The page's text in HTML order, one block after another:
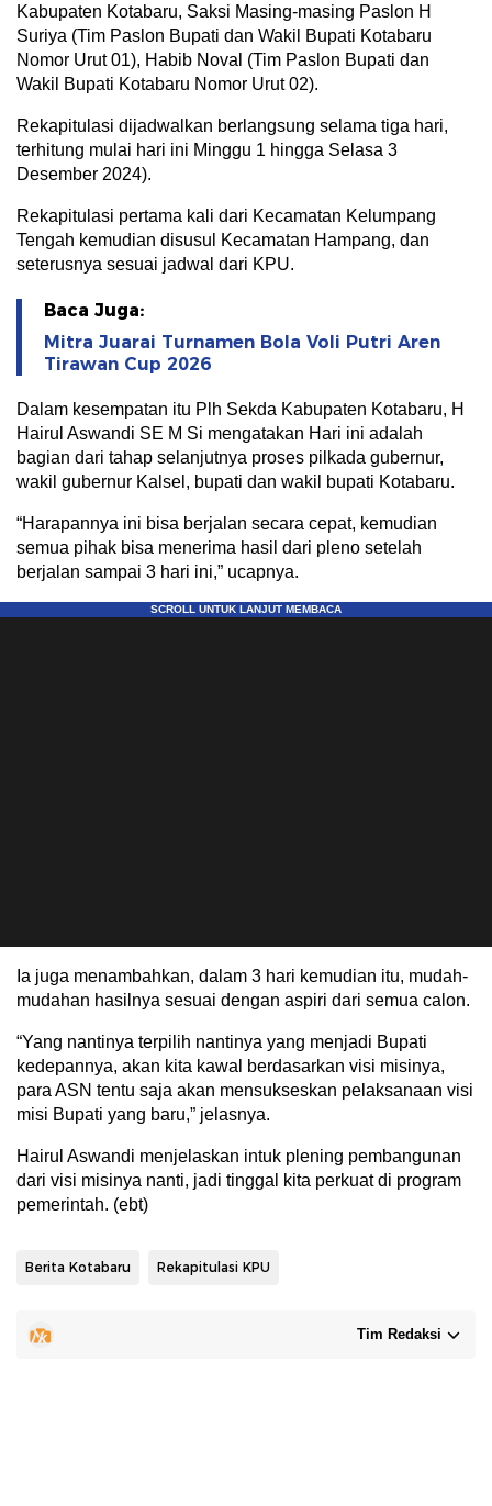
Kabupaten Kotabaru, Saksi Masing-masing Paslon H
Suriya (Tim Paslon Bupati dan Wakil Bupati Kotabaru
Nomor Urut 01), Habib Noval (Tim Paslon Bupati dan
Wakil Bupati Kotabaru Nomor Urut 02).
Rekapitulasi dijadwalkan berlangsung selama tiga hari,
terhitung mulai hari ini Minggu 1 hingga Selasa 3
Desember 2024).
Rekapitulasi pertama kali dari Kecamatan Kelumpang
Tengah kemudian disusul Kecamatan Hampang, dan
seterusnya sesuai jadwal dari KPU.
Baca Juga:
Mitra Juarai Turnamen Bola Voli Putri Aren
Tirawan Cup 2026
Dalam kesempatan itu Plh Sekda Kabupaten Kotabaru, H
Hairul Aswandi SE M Si mengatakan Hari ini adalah
bagian dari tahap selanjutnya proses pilkada gubernur,
wakil gubernur Kalsel, bupati dan wakil bupati Kotabaru.
“Harapannya ini bisa berjalan secara cepat, kemudian
semua pihak bisa menerima hasil dari pleno setelah
berjalan sampai 3 hari ini,” ucapnya.
Ia juga menambahkan, dalam 3 hari kemudian itu, mudah-
mudahan hasilnya sesuai dengan aspiri dari semua calon.
“Yang nantinya terpilih nantinya yang menjadi Bupati
kedepannya, akan kita kawal berdasarkan visi misinya,
para ASN tentu saja akan mensukseskan pelaksanaan visi
misi Bupati yang baru,” jelasnya.
Hairul Aswandi menjelaskan intuk plening pembangunan
dari visi misinya nanti, jadi tinggal kita perkuat di program
pemerintah. (ebt)
Berita Kotabaru Rekapitulasi KPU
Tim Redaksi